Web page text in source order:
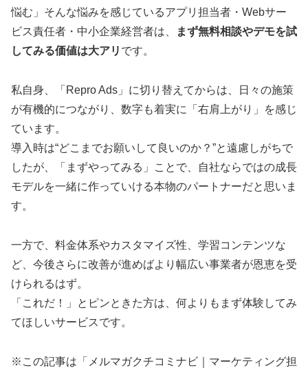
悩む」そんな悩みを感じているアプリ担当者・Webサー
ビス責任者・中小企業経営者は、
まず無料相談やデモを試
してみる価値は大アリ です。
私自身、「Repro Ads」に切り替えてからは、日々の施策
が有機的につながり、数字も着実に「右肩上がり」を感じ
ています。
導入時は“どこまでお願いして良いのか？”と遠慮しがちで
したが、「まずやってみる」ことで、自社ならではの成長
モデルを一緒に作っていける本物のパートナーだと思いま
す。
一方で、料金体系やカスタマイズ性、学習コンテンツな
ど、今後さらに改善が進めばより幅広い事業者が恩恵を受
けられるはず。
「これだ！」とピンときた方は、何よりもまず体験してみ
てほしいサービスです。
※この記事は「メルマガクチコミナビ｜マーケティング担